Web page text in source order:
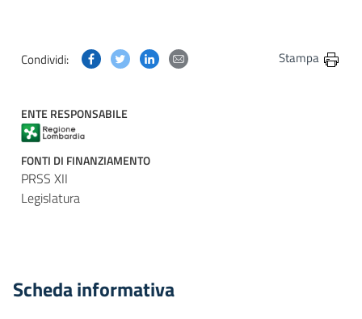
Condividi: Condividi questa pagina su Facebook
Condividi questa pagina su Twitter
Condividi questa pagina su Linkedin
Condividi questa pagina via
Stampa
ENTE RESPONSABILE
FONTI DI FINANZIAMENTO
PRSS XII
Legislatura
Scheda informativa